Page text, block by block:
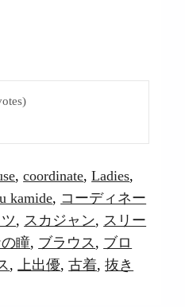
,coordinate,Ladies,
kamide, コーディネー
, スカジャン, スリー
瞳, ブラウス, ブロ
,上出優,古着,抜き